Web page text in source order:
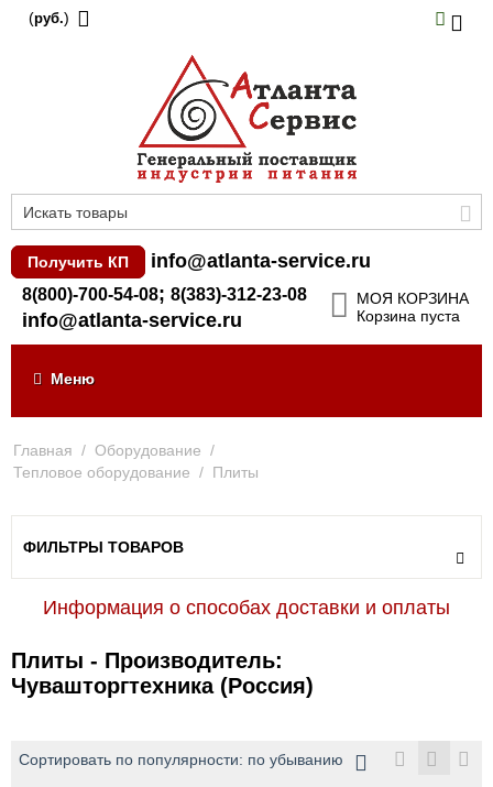
(руб.)
Получить КП info@atlanta-service.ru
8(800)-700-54-08; 8(383)-312-23-08
info@atlanta-service.ru
МОЯ КОРЗИНА
Корзина пуста
Меню
Главная / Оборудование /
Тепловое оборудование / Плиты
ФИЛЬТРЫ ТОВАРОВ
Информация о способах доставки и оплаты
Плиты - Производитель:
Чувашторгтехника (Россия)
Сортировать по популярности: по убыванию